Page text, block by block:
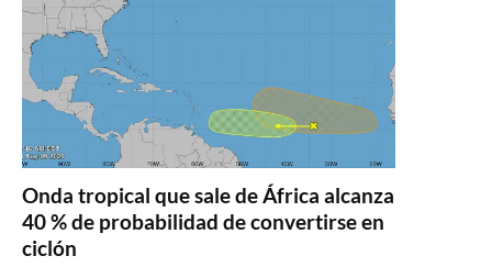
Onda tropical que sale de África alcanza
40 % de probabilidad de convertirse en
ciclón